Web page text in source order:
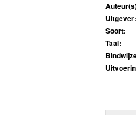
Uitgever:
Soort:
Taal: